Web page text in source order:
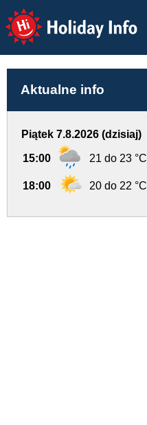
Holiday Info
Aktualne info
Piątek 7.8.2026 (dzisiaj)
15:00 21 do 23 °C
18:00 20 do 22 °C